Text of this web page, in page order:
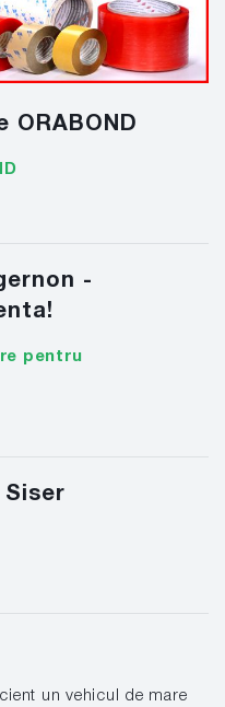
ORABOND
-
pentru
un vehicul de mare